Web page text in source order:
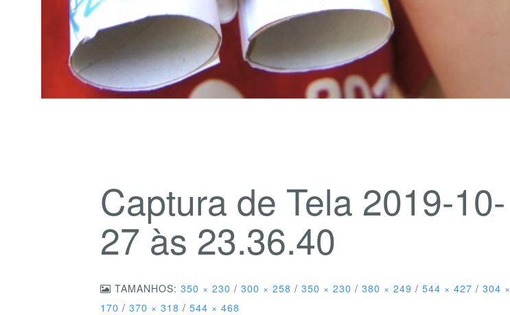
Captura de Tela 2019-10-
27 às 23.36.40
TAMANHOS:350 × 230 / 300 × 258 / 350 × 230 / 380 × 249 / 544 × 427 / 304 ×
170 / 370 × 318 / 544 × 468